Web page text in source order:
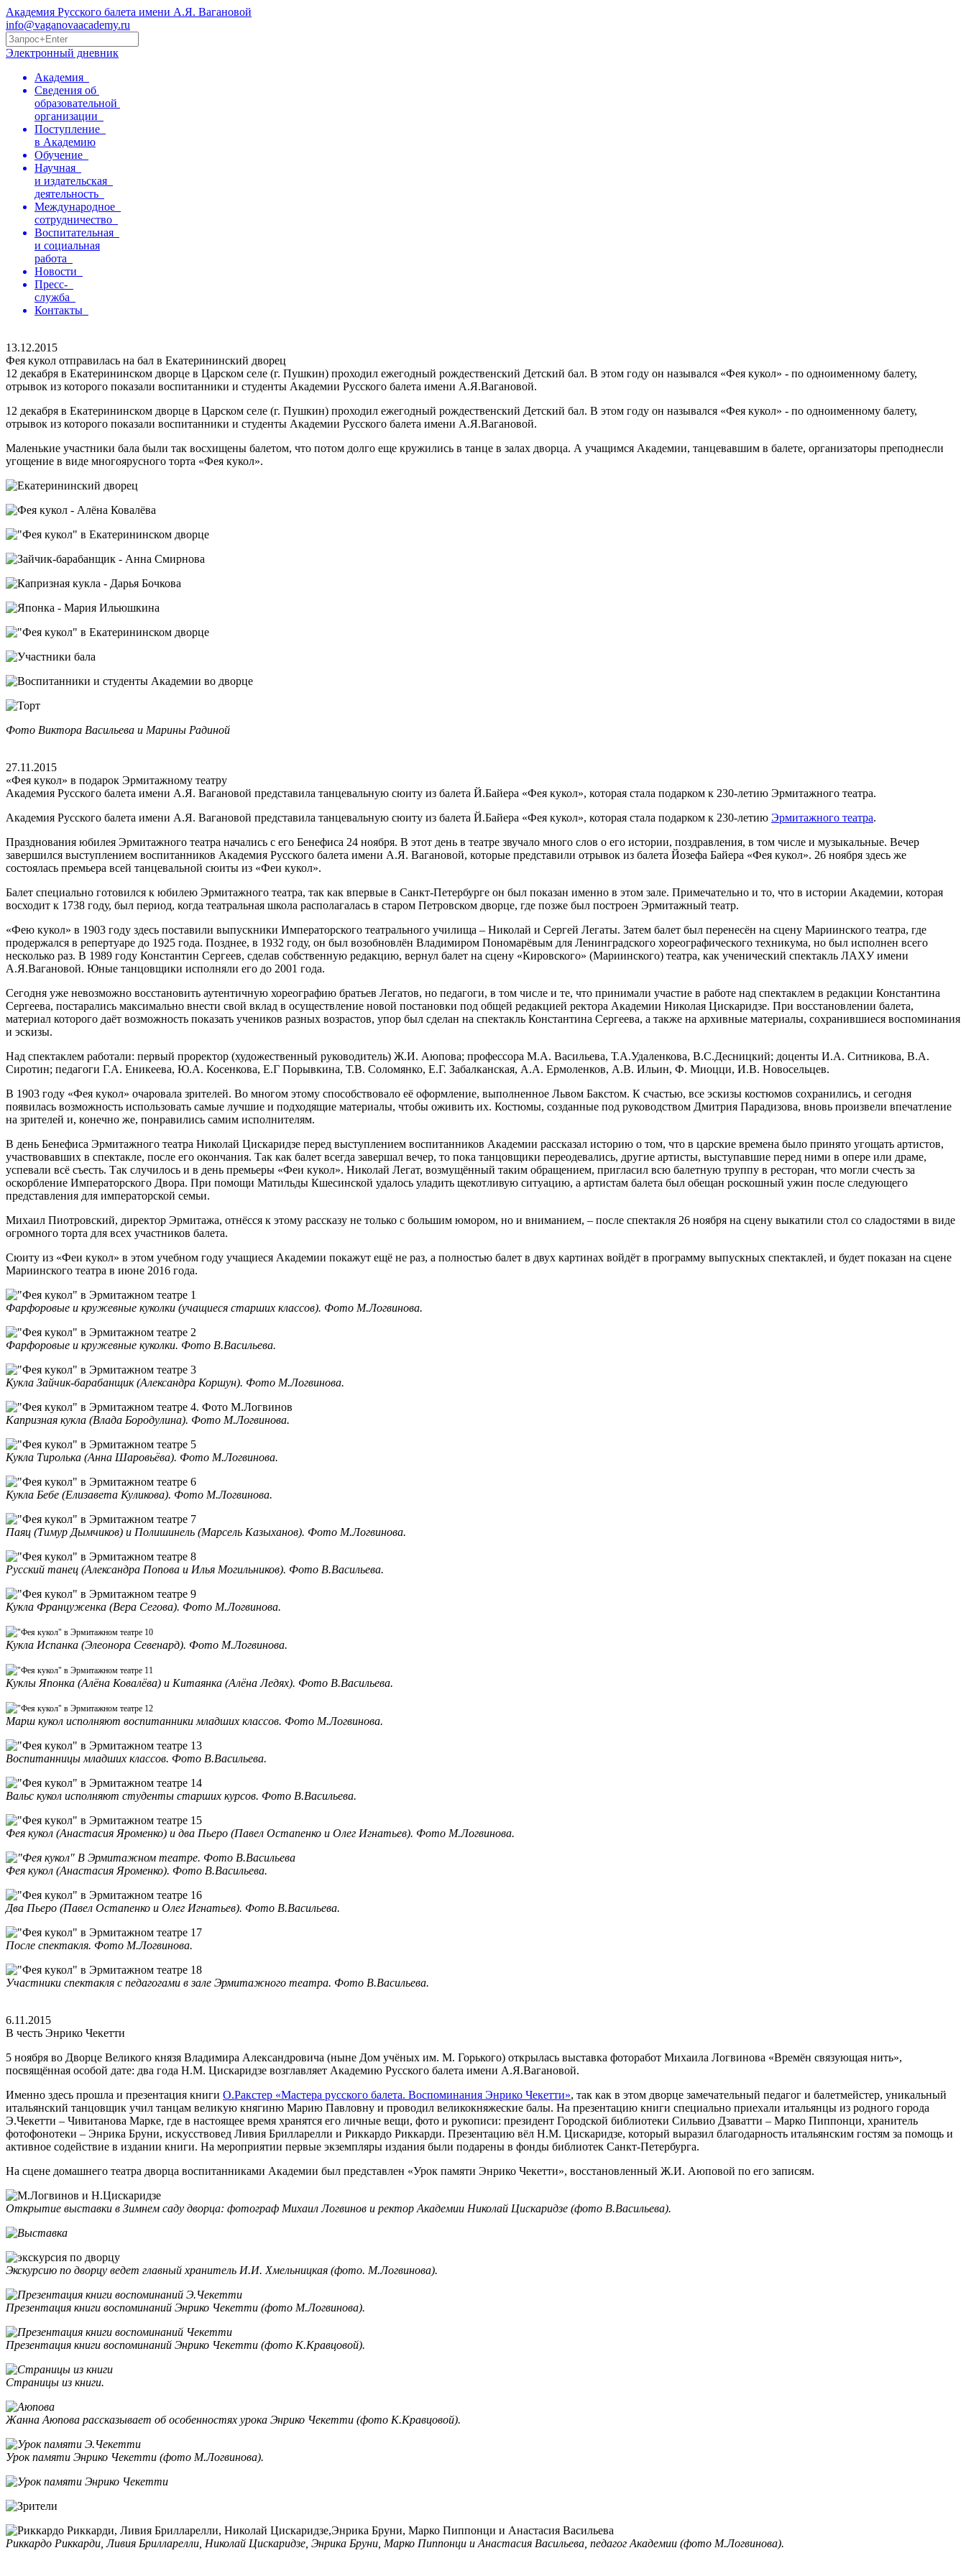
Академия Русского балета имени А.Я. Вагановой
info@vaganovaacademy.ru
Электронный дневник
Академия
Сведения об
образовательной
организации
Поступление
в Академию
Обучение
Научная
и издательская
деятельность
Международное
сотрудничество
Воспитательная
и социальная
работа
Новости
Пресс-
служба
Контакты
13.12.2015
Фея кукол отправилась на бал в Екатерининский дворец
12 декабря в Екатерининском дворце в Царском селе (г. Пушкин) проходил ежегодный рождественский Детский бал. В этом году он назывался «Фея кукол» - по одноименному балету,
отрывок из которого показали воспитанники и студенты Академии Русского балета имени А.Я.Вагановой.
12 декабря в Екатерининском дворце в Царском селе (г. Пушкин) проходил ежегодный рождественский Детский бал. В этом году он назывался «Фея кукол» - по одноименному балету,
отрывок из которого показали воспитанники и студенты Академии Русского балета имени А.Я.Вагановой.
Маленькие участники бала были так восхищены балетом, что потом долго еще кружились в танце в залах дворца. А учащимся Академии, танцевавшим в балете, организаторы преподнесли
угощение в виде многоярусного торта «Фея кукол».
Фото Виктора Васильева и Марины Радиной
27.11.2015
«Фея кукол» в подарок Эрмитажному театру
Академия Русского балета имени А.Я. Вагановой представила танцевальную сюиту из балета Й.Байера «Фея кукол», которая стала подарком к 230-летию Эрмитажного театра.
Академия Русского балета имени А.Я. Вагановой представила танцевальную сюиту из балета Й.Байера «Фея кукол», которая стала подарком к 230-летию Эрмитажного театра.
Празднования юбилея Эрмитажного театра начались с его Бенефиса 24 ноября. В этот день в театре звучало много слов о его истории, поздравления, в том числе и музыкальные. Вечер
завершился выступлением воспитанников Академия Русского балета имени А.Я. Вагановой, которые представили отрывок из балета Йозефа Байера «Фея кукол». 26 ноября здесь же
состоялась премьера всей танцевальной сюиты из «Феи кукол».
Балет специально готовился к юбилею Эрмитажного театра, так как впервые в Санкт-Петербурге он был показан именно в этом зале. Примечательно и то, что в истории Академии, которая
восходит к 1738 году, был период, когда театральная школа располагалась в старом Петровском дворце, где позже был построен Эрмитажный театр.
«Фею кукол» в 1903 году здесь поставили выпускники Императорского театрального училища – Николай и Сергей Легаты. Затем балет был перенесён на сцену Мариинского театра, где
продержался в репертуаре до 1925 года. Позднее, в 1932 году, он был возобновлён Владимиром Пономарёвым для Ленинградского хореографического техникума, но был исполнен всего
несколько раз. В 1989 году Константин Сергеев, сделав собственную редакцию, вернул балет на сцену «Кировского» (Мариинского) театра, как ученический спектакль ЛАХУ имени
А.Я.Вагановой. Юные танцовщики исполняли его до 2001 года.
Сегодня уже невозможно восстановить аутентичную хореографию братьев Легатов, но педагоги, в том числе и те, что принимали участие в работе над спектаклем в редакции Константина
Сергеева, постарались максимально внести свой вклад в осуществление новой постановки под общей редакцией ректора Академии Николая Цискаридзе. При восстановлении балета,
материал которого даёт возможность показать учеников разных возрастов, упор был сделан на спектакль Константина Сергеева, а также на архивные материалы, сохранившиеся воспоминания
и эскизы.
Над спектаклем работали: первый проректор (художественный руководитель) Ж.И. Аюпова; профессора М.А. Васильева, Т.А.Удаленкова, В.С.Десницкий; доценты И.А. Ситникова, В.А.
Сиротин; педагоги Г.А. Еникеева, Ю.А. Косенкова, Е.Г Порывкина, Т.В. Соломянко, Е.Г. Забалканская, А.А. Ермоленков, А.В. Ильин, Ф. Миоцци, И.В. Новосельцев.
В 1903 году «Фея кукол» очаровала зрителей. Во многом этому способствовало её оформление, выполненное Львом Бакстом. К счастью, все эскизы костюмов сохранились, и сегодня
появилась возможность использовать самые лучшие и подходящие материалы, чтобы оживить их. Костюмы, созданные под руководством Дмитрия Парадизова, вновь произвели впечатление
на зрителей и, конечно же, понравились самим исполнителям.
В день Бенефиса Эрмитажного театра Николай Цискаридзе перед выступлением воспитанников Академии рассказал историю о том, что в царские времена было принято угощать артистов,
участвовавших в спектакле, после его окончания. Так как балет всегда завершал вечер, то пока танцовщики переодевались, другие артисты, выступавшие перед ними в опере или драме,
успевали всё съесть. Так случилось и в день премьеры «Феи кукол». Николай Легат, возмущённый таким обращением, пригласил всю балетную труппу в ресторан, что могли счесть за
оскорбление Императорского Двора. При помощи Матильды Кшесинской удалось уладить щекотливую ситуацию, а артистам балета был обещан роскошный ужин после следующего
представления для императорской семьи.
Михаил Пиотровский, директор Эрмитажа, отнёсся к этому рассказу не только с большим юмором, но и вниманием, ­– после спектакля 26 ноября на сцену выкатили стол со сладостями в виде
огромного торта для всех участников балета.
Сюиту из «Феи кукол» в этом учебном году учащиеся Академии покажут ещё не раз, а полностью балет в двух картинах войдёт в программу выпускных спектаклей, и будет показан на сцене
Мариинского театра в июне 2016 года.
Фарфоровые и кружевные куколки (учащиеся старших классов). Фото М.Логвинова.
Фарфоровые и кружевные куколки. Фото В.Васильева.
Кукла Зайчик-барабанщик (Александра Коршун). Фото М.Логвинова.
Капризная кукла (Влада Бородулина). Фото М.Логвинова.
Кукла Тиролька (Анна Шаровьёва). Фото М.Логвинова.
Кукла Бебе (Елизавета Куликова). Фото М.Логвинова.
Паяц (Тимур Дымчиков) и Полишинель (Марсель Казыханов). Фото М.Логвинова.
Русский танец (Александра Попова и Илья Могильников). Фото В.Васильева.
Кукла Француженка (Вера Сегова). Фото М.Логвинова.
Кукла Испанка (Элеонора Севенард). Фото М.Логвинова.
Куклы Японка (Алёна Ковалёва) и Китаянка (Алёна Ледях). Фото В.Васильева.
Марш кукол исполняют воспитанники младших классов. Фото М.Логвинова.
Воспитанницы младших классов. Фото В.Васильева.
Вальс кукол исполняют студенты старших курсов. Фото В.Васильева.
Фея кукол (Анастасия Яроменко) и два Пьеро (Павел Остапенко и Олег Игнатьев). Фото М.Логвинова.
Фея кукол (Анастасия Яроменко). Фото В.Васильева.
Два Пьеро (Павел Остапенко и Олег Игнатьев). Фото В.Васильева.
После спектакля. Фото М.Логвинова.
Участники спектакля с педагогами в зале Эрмитажного театра. Фото В.Васильева.
6.11.2015
В честь Энрико Чекетти
5 ноября во Дворце Великого князя Владимира Александровича (ныне Дом учёных им. М. Горького) открылась выставка фоторабот Михаила Логвинова «Времён связующая нить»,
посвящённая особой дате: два года Н.М. Цискаридзе возглавляет Академию Русского балета имени А.Я.Вагановой.
Именно здесь прошла и презентация книги О.Ракстер «Мастера русского балета. Воспоминания Энрико Чекетти», так как в этом дворце замечательный педагог и балетмейстер, уникальный
итальянский танцовщик учил танцам великую княгиню Марию Павловну и проводил великокняжеские балы. На презентацию книги специально приехали итальянцы из родного города
Э.Чекетти – Чивитанова Марке, где в настоящее время хранятся его личные вещи, фото и рукописи: президент Городской библиотеки Сильвио Дзаватти – Марко Пиппонци, хранитель
фотофонотеки – Энрика Бруни, искусствовед Ливия Брилларелли и Риккардо Риккарди. Презентацию вёл Н.М. Цискаридзе, который выразил благодарность итальянским гостям за помощь и
активное содействие в издании книги. На мероприятии первые экземпляры издания были подарены в фонды библиотек Санкт-Петербурга.
На сцене домашнего театра дворца воспитанниками Академии был представлен «Урок памяти Энрико Чекетти», восстановленный Ж.И. Аюповой по его записям.
Открытие выставки в Зимнем саду дворца: фотограф Михаил Логвинов и ректор Академии Николай Цискаридзе (фото В.Васильева).
Экскурсию по дворцу ведет главный хранитель И.И. Хмельницкая (фото. М.Логвинова).
Презентация книги воспоминаний Энрико Чекетти (фото М.Логвинова).
Презентация книги воспоминаний Энрико Чекетти (фото К.Кравцовой).
Страницы из книги.
Жанна Аюпова рассказывает об особенностях урока Энрико Чекетти (фото К.Кравцовой).
Урок памяти Энрико Чекетти (фото М.Логвинова).
Риккардо Риккарди, Ливия Брилларелли, Николай Цискаридзе, Энрика Бруни, Марко Пиппонци и Анастасия Васильева, педагог Академии (фото М.Логвинова).